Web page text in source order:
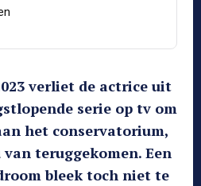
verliet de actrice uit
serie op tv om
het conservatorium,
teruggekomen. Een
bleek toch niet te